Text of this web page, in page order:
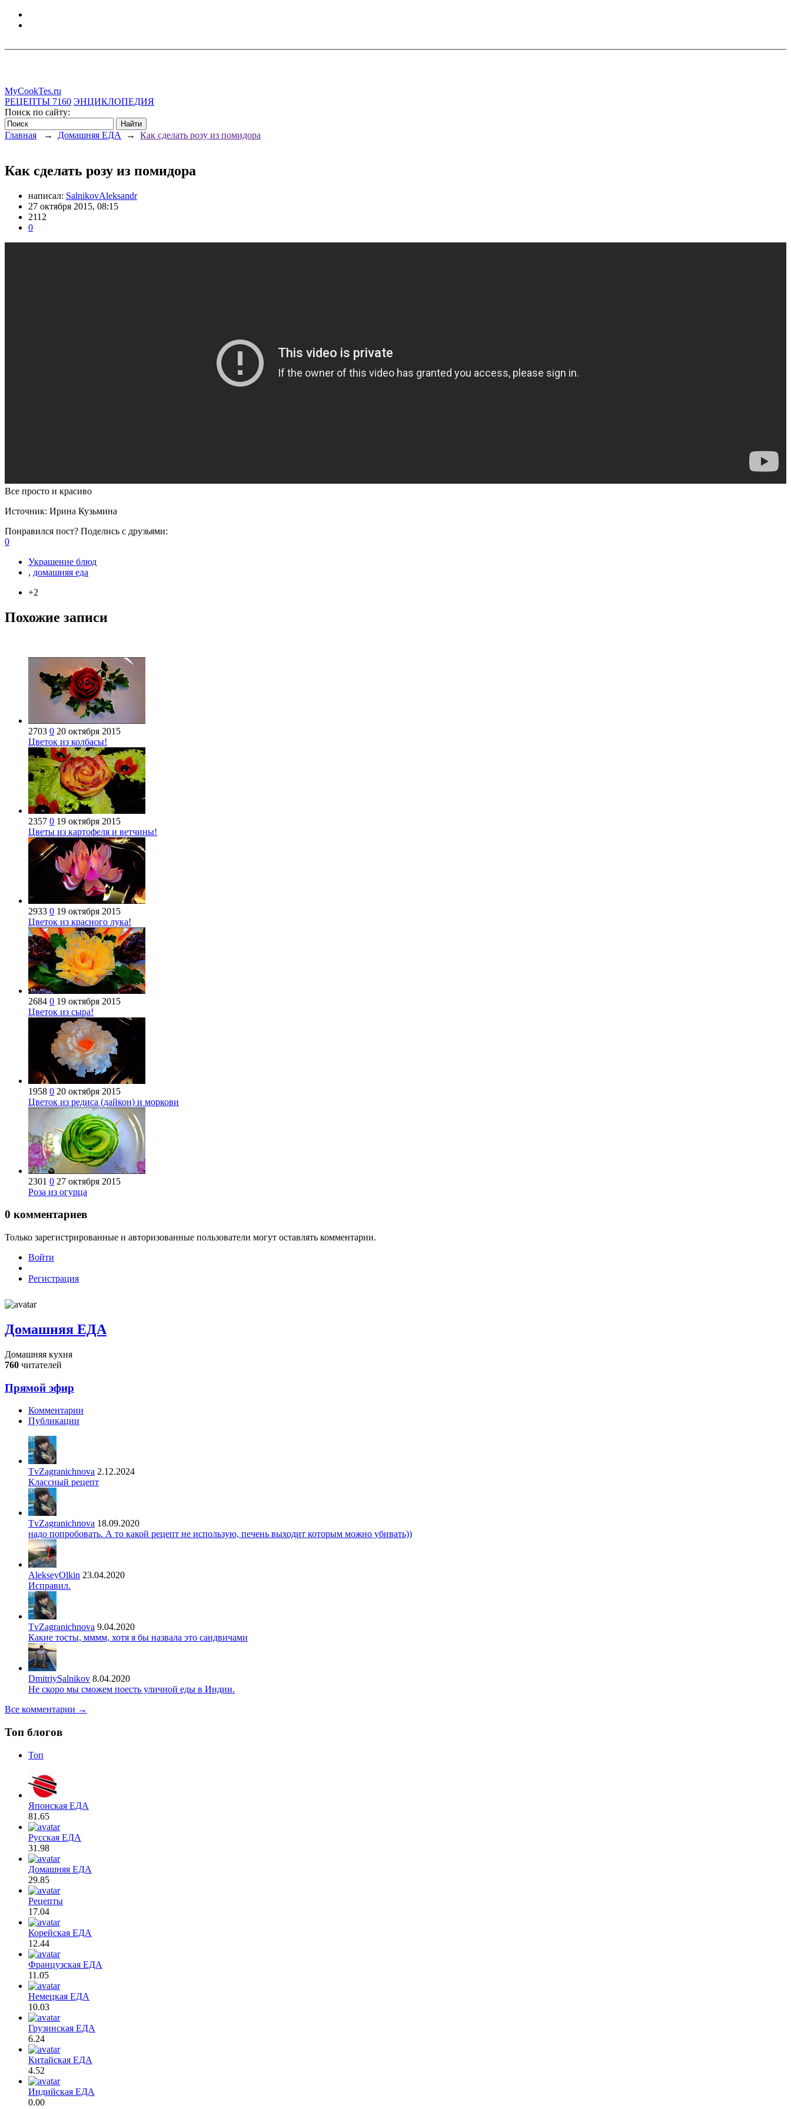
MyCookTes.ru
РЕЦЕПТЫ 7160 ЭНЦИКЛОПЕДИЯ
Поиск по сайту:
Главная → Домашняя ЕДА → Как сделать розу из помидора
Как сделать розу из помидора
написал: SalnikovAleksandr
27 октября 2015, 08:15
2112
0
Все просто и красиво
Источник: Ирина Кузьмина
Понравился пост? Поделись с друзьями:
0
Украшение блюд
, домашняя еда
+2
Похожие записи
2703 0 20 октября 2015
Цветок из колбасы!
2357 0 19 октября 2015
Цветы из картофеля и ветчины!
2933 0 19 октября 2015
Цветок из красного лука!
2684 0 19 октября 2015
Цветок из сыра!
1958 0 20 октября 2015
Цветок из редиса (дайкон) и моркови
2301 0 27 октября 2015
Роза из огурца
0 комментариев
Только зарегистрированные и авторизованные пользователи могут оставлять комментарии.
Войти
Регистрация
Домашняя ЕДА
Домашняя кухня
760 читателей
Прямой эфир
Комментарии
Публикации
TvZagranichnova 2.12.2024
Классный рецепт
TvZagranichnova 18.09.2020
надо попробовать. А то какой рецепт не использую, печень выходит которым можно убивать))
AlekseyOlkin 23.04.2020
Исправил.
TvZagranichnova 9.04.2020
Какие тосты, мммм, хотя я бы назвала это сандвичами
DmitriySalnikov 8.04.2020
Не скоро мы сможем поесть уличной еды в Индии.
Все комментарии →
Топ блогов
Топ
Японская ЕДА
81.65
Русская ЕДА
31.98
Домашняя ЕДА
29.85
Рецепты
17.04
Корейская ЕДА
12.44
Французская ЕДА
11.05
Немецкая ЕДА
10.03
Грузинская ЕДА
6.24
Китайская ЕДА
4.52
Индийская ЕДА
0.00